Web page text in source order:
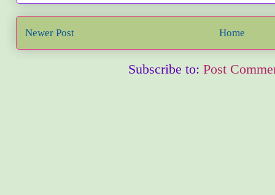
Newer Post Home
Subscribe to: Post